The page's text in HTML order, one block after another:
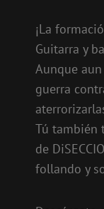
¡La
Guitarra y
Aunque
guerra
Tú también
de
follando y